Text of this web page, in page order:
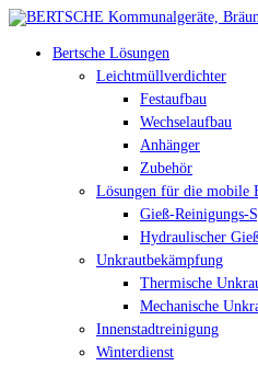
Bertsche Lösungen
Leichtmüllverdichter
Festaufbau
Wechselaufbau
Anhänger
Zubehör
Lösungen für die mobile
Gieß-Reinigungs-
Hydraulischer
Unkrautbekämpfung
Thermische
Mechanische
Innenstadtreinigung
Winterdienst